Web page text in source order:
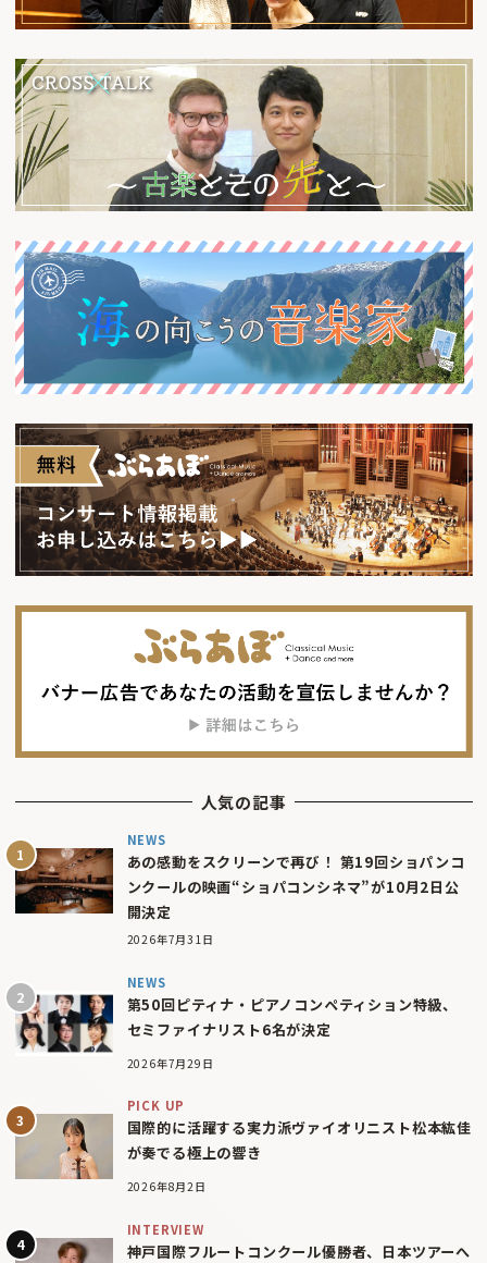
人気の記事
NEWS
あの感動をスクリーンで再び！ 第19回ショパンコ
ンクールの映画“ショパコンシネマ”が10月2日公
開決定
2026年7月31日
NEWS
第50回ピティナ・ピアノコンペティション特級、
セミファイナリスト6名が決定
2026年7月29日
PICK UP
国際的に活躍する実力派ヴァイオリニスト松本紘佳
が奏でる極上の響き
2026年8月2日
INTERVIEW
神戸国際フルートコンクール優勝者、日本ツアーへ